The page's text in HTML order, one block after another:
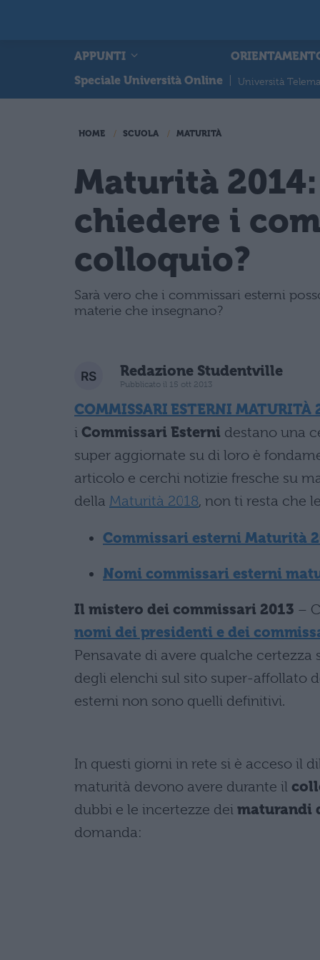
APPUNTI
Speciale Università Online
Università
HOME SCUOLA MATURITÀ
Maturità
chiedere i
colloquio?
Sarà vero che i commissari esterni
materie che insegnano?
Redazione Studentville
Pubblicato il 15 ott 2013
COMMISSARI ESTERNI MATURITÀ
i Commissari Esterni destano una
super aggiornate su di loro è
articolo e cerchi notizie fresche su
della Maturità 2018, non ti resta che
Commissari esterni Maturità
Nomi commissari esterni
Il mistero dei commissari 2013 –
nomi dei presidenti e dei
Pensavate di avere qualche
degli elenchi sul sito super-affollato
esterni non sono quelli definitivi.
In questi giorni in rete si è acceso il
maturità devono avere durante il
dubbi e le incertezze dei maturandi
domanda: